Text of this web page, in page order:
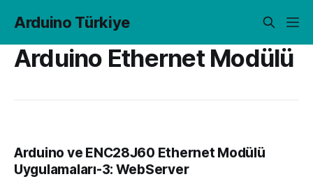
Arduino Türkiye
Arduino Ethernet Modülü
Arduino ve ENC28J60 Ethernet Modülü
Uygulamaları-3: WebServer